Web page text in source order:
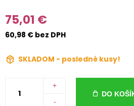
75,01 €
60,98 € bez DPH
SKLADOM - posledné kusy!
+
-
DO